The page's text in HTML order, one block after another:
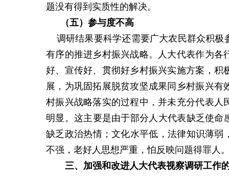
题没有得到实质性的解决。
（五）参与度不高
调研结果要科学还需要广大农民群众积
有序的推进乡村振兴战略。人大代表作为
好、宣传好、贯彻好乡村振兴实施方案，
展，为巩固拓展脱贫攻坚成果同乡村振兴
村振兴战略落实的过程中，并未充分代表
明显。这主要是由于部分人大代表缺乏使
缺乏政治热情；文化水平低，法律知识薄弱
不强，老好人思想严重，怕反映问题得罪人
三、 加强和改进人大代表视察调研工作